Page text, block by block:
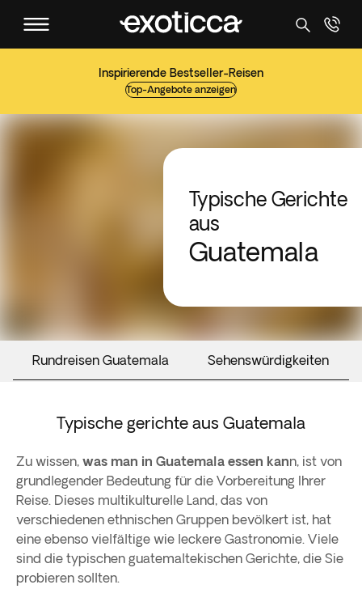
Inspirierende Bestseller-Reisen
Top-Angebote anzeigen
Typische Gerichte
aus
Guatemala
Rundreisen Guatemala Sehenswürdigkeiten
Typische gerichte aus Guatemala
Zu wissen, was man in Guatemala essen kann, ist von
grundlegender Bedeutung für die Vorbereitung Ihrer
Reise. Dieses multikulturelle Land, das von
verschiedenen ethnischen Gruppen bevölkert ist, hat
eine ebenso vielfältige wie leckere Gastronomie. Viele
sind die typischen guatemaltekischen Gerichte, die Sie
probieren sollten.